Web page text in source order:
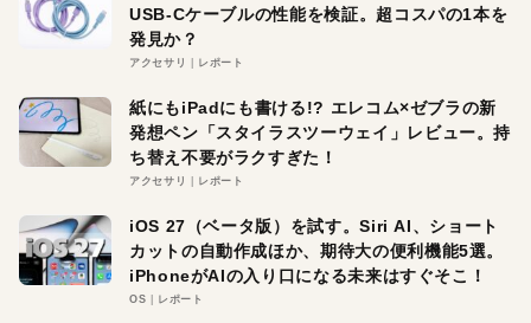
USB-Cケーブルの性能を検証。超コスパの1本を
発見か？
アクセサリ レポート
紙にもiPadにも書ける!? エレコム×ゼブラの新
発想ペン「スタイラスツーウェイ」レビュー。持
ち替え不要がラクすぎた！
アクセサリ レポート
iOS 27（ベータ版）を試す。Siri AI、ショート
カットの自動作成ほか、期待大の便利機能5選。
iPhoneがAIの入り口になる未来はすぐそこ！
OS レポート